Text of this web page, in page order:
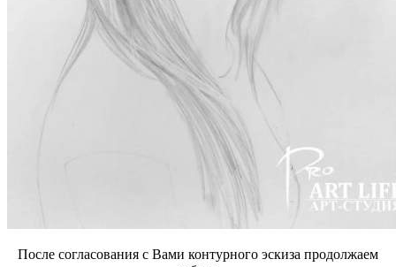
После согласования с Вами контурного эскиза продолжаем